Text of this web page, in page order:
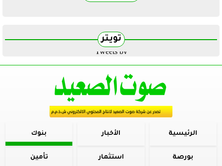
تويتر
Tweets by
الرئيسية الأخبار بنوك
بورصة استثمار تأمين